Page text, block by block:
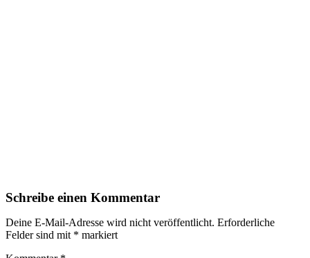
Schreibe einen Kommentar
Deine E-Mail-Adresse wird nicht veröffentlicht. Erforderliche
Felder sind mit * markiert